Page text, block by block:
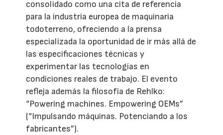
consolidado como una cita de referencia
para la industria europea de maquinaria
todoterreno, ofreciendo a la prensa
especializada la oportunidad de ir más allá de
las especificaciones técnicas y
experimentar las tecnologías en
condiciones reales de trabajo. El evento
refleja además la filosofía de Rehlko:
“Powering machines. Empowering OEMs”
(“Impulsando máquinas. Potenciando a los
fabricantes”).